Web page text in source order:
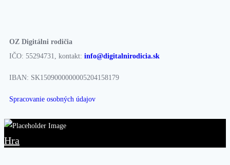
OZ Digitálni rodičia
IČO: 55294731, kontakt: info@digitalnirodicia.sk
IBAN: SK1509000000005204158179
Spracovanie osobných údajov
Hra